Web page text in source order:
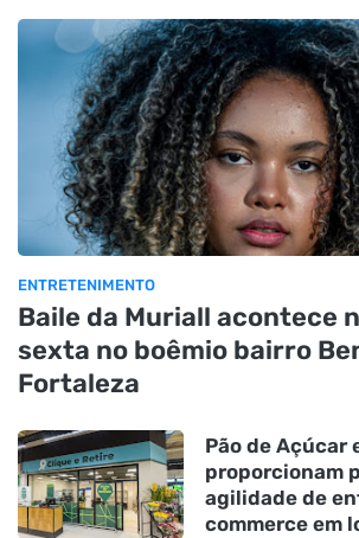
ENTRETENIMENTO
Baile da Muriall acontece
sexta no boêmio bairro
Fortaleza
Pão de Açúcar
proporcionam
agilidade de
commerce em